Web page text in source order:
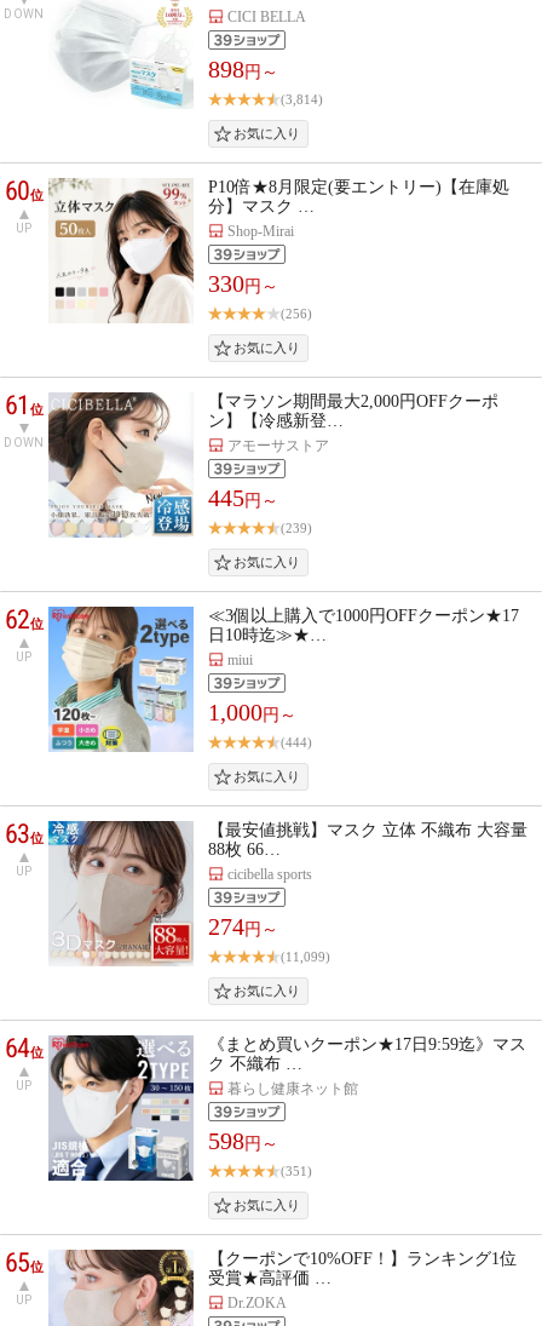
DOWN CICI BELLA
898円～
(3,814)
60位
UP
P10倍★8月限定(要エントリー)【在庫処
分】マスク …
Shop-Mirai
330円～
(256)
61位
DOWN
【マラソン期間最大2,000円OFFクーポ
ン】【冷感新登…
アモーサストア
445円～
(239)
62位
UP
≪3個以上購入で1000円OFFクーポン★17
日10時迄≫★…
miui
1,000円～
(444)
63位
UP
【最安値挑戦】マスク 立体 不織布 大容量
88枚 66…
cicibella sports
274円～
(11,099)
64位
UP
《まとめ買いクーポン★17日9:59迄》マス
ク 不織布 …
暮らし健康ネット館
598円～
(351)
65位
UP
【クーポンで10%OFF！】ランキング1位
受賞★高評価 …
Dr.ZOKA